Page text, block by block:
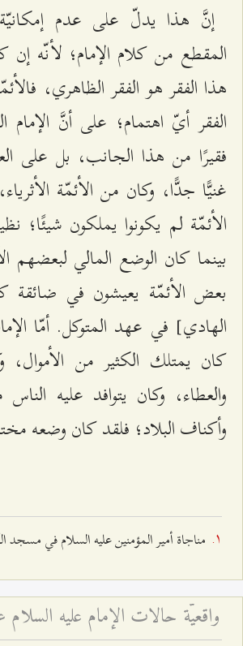
إنَّ هذا يدلّ على عدم
المقطع من كلام الإمام؛ لأنّه
هذا الفقر هو الفقر الظاهري،
الفقر أيّ اهتمام؛ على أنَّ
فقيرًا من هذا الجانب، بل على
غنيًّا جدًّا، وكان من الأئمّة
الأئمّة لم يكونوا يملكون شيئًا؛
بينما كان الوضع المالي لبعضهم
بعض الأئمّة يعيشون في ضائقة
الهادي] في عهد المتوكل. أمّا
كان يمتلك الكثير من الأموال،
والعطاء، وكان يتوافد عليه
وأكناف البلاد؛ فلقد كان وضعه
مناجاة أمير المؤمنين عليه السلام في مسجد
واقعيّة حالات الإمام عليه السلام